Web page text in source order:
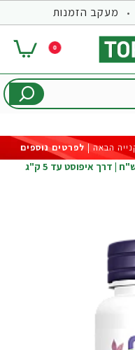
מעקב הזמנות
0
לפרטים נוספים